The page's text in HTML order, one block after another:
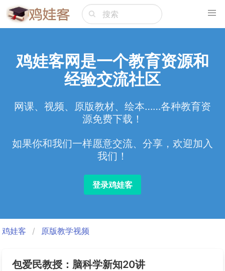
鸡娃客网是一个教育资源和
经验交流社区
网课、视频、原版教材、绘本……各种教育资
源免费下载！
如果你和我们一样愿意交流、分享，欢迎加入
我们！
登录鸡娃客
鸡娃客 原版教学视频
包爱民教授：脑科学新知20讲